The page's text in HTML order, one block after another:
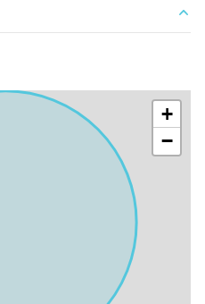
8.85 m²
5.18 m²
2.94 m²
+
−